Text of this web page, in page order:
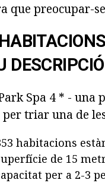
que preocupar-
DESCRIPCIÓ
Spa 4 * -
per triar una de
habitacions
de 15
per a 2-3